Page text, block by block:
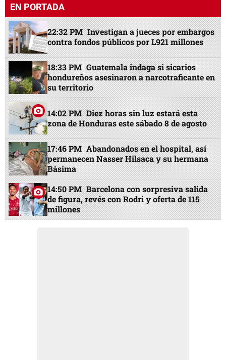
EN PORTADA
22:32 PM Investigan a jueces por embargos
contra fondos públicos por L921 millones
18:33 PM Guatemala indaga si sicarios
hondureños asesinaron a narcotraficante en
su territorio
14:02 PM Diez horas sin luz estará esta
zona de Honduras este sábado 8 de agosto
17:46 PM Abandonados en el hospital, así
permanecen Nasser Hilsaca y su hermana
Básima
14:50 PM Barcelona con sorpresiva salida
de figura, revés con Rodri y oferta de 115
millones